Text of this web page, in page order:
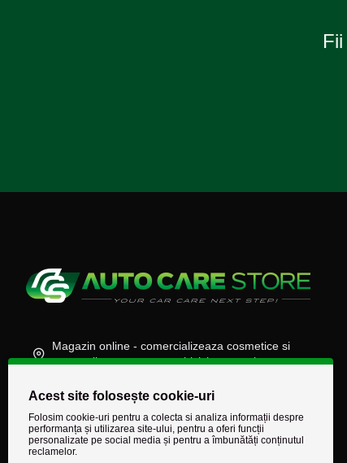
Magazin online - comercializeaza cosmetice si
accesorii auto, moto, atv, biciclete, camioane
(+40) 745 848 890
comenzi@autocarestore.ro
Acest site folosește cookie-uri
Folosim cookie-uri pentru a colecta si analiza informații despre
performanța și utilizarea site-ului, pentru a oferi funcții
personalizate pe social media și pentru a îmbunătăți conținutul
reclamelor.